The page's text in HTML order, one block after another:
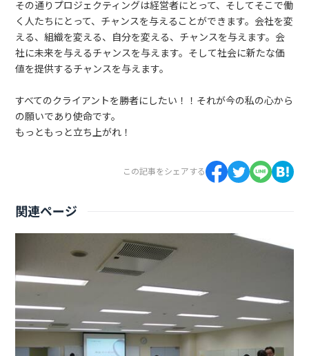
その通りプロジェクティングは経営者にとって、そしてそこで働
く人たちにとって、チャンスを与えることができます。会社を変
える、組織を変える、自分を変える、チャンスを与えます。会
社に未来を与えるチャンスを与えます。そして社会に新たな価
値を提供するチャンスを与えます。
すべてのクライアントを勝者にしたい！！それが今の私の心から
の願いであり使命です。
もっともっと立ち上がれ！
この記事をシェアする
関連ページ